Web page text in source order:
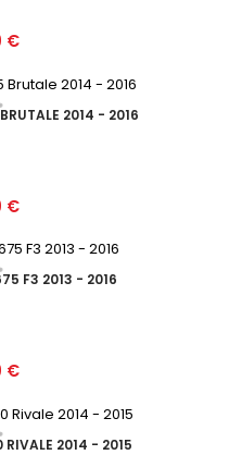
€
2014 - 2016
€
F3 2013 - 2016
€
RIVALE 2014 - 2015